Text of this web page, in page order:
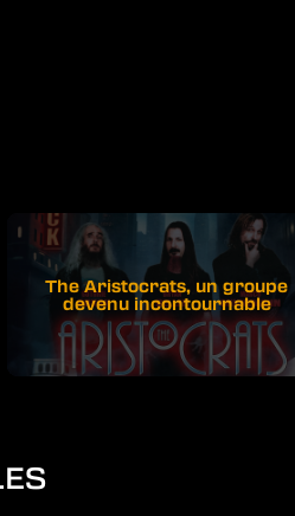
The Aristocrats, un groupe
devenu incontournable